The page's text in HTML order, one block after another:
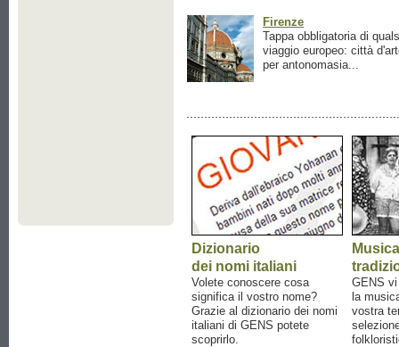
Firenze
Tappa obbligatoria di
viaggio europeo: città
per antonomasia...
Dizionario
dei nomi italiani
Volete conoscere cosa
significa il vostro nome?
Grazie al dizionario dei nomi
italiani di GENS potete
scoprirlo.
Musica
GENS
la
vostra